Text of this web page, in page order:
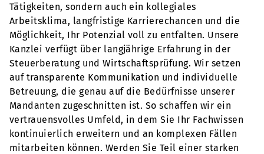
Tätigkeiten, sondern auch ein kollegiales
Arbeitsklima, langfristige Karrierechancen und die
Möglichkeit, Ihr Potenzial voll zu entfalten. Unsere
Kanzlei verfügt über langjährige Erfahrung in der
Steuerberatung und Wirtschaftsprüfung. Wir setzen
auf transparente Kommunikation und individuelle
Betreuung, die genau auf die Bedürfnisse unserer
Mandanten zugeschnitten ist. So schaffen wir ein
vertrauensvolles Umfeld, in dem Sie Ihr Fachwissen
kontinuierlich erweitern und an komplexen Fällen
mitarbeiten können. Werden Sie Teil einer starken